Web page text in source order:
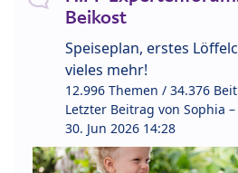
Beikost
Speiseplan, erstes
vieles mehr!
12.996 Themen / 34.376
Letzter Beitrag von Sophia
30. Jun 2026 14:28